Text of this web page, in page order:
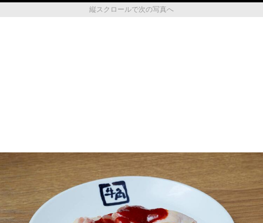
縦スクロールで次の写真へ